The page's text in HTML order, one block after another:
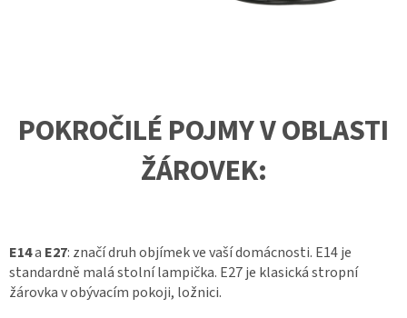
POKROČILÉ POJMY V OBLASTI
ŽÁROVEK:
E14a E27: značí druh objímek ve vaší domácnosti. E14 je
standardně malá stolní lampička. E27 je klasická stropní
žárovka v obývacím pokoji, ložnici.